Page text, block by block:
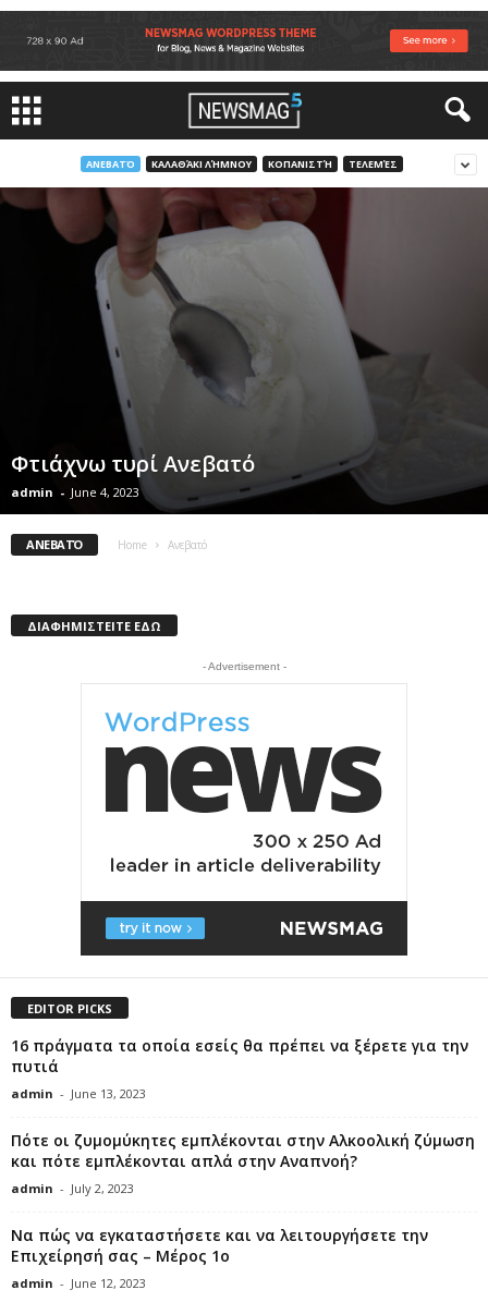
ΑΝΕΒΑΤΌ ΚΑΛΑΘΆΚΙ ΛΉΜΝΟΥ ΚΟΠΑΝΙΣΤΉ ΤΕΛΕΜΈΣ
Φτιάχνω τυρί Ανεβατό
admin - June 4, 2023
ΑΝΕΒΑΤΌ Home Ανεβατό
ΔΙΑΦΗΜΙΣΤΕΙΤΕ ΕΔΩ
- Advertisement -
EDITOR PICKS
16 πράγματα τα οποία εσείς θα πρέπει να ξέρετε για την
πυτιά
admin - June 13, 2023
Πότε οι ζυμομύκητες εμπλέκονται στην Αλκοολική ζύμωση
και πότε εμπλέκονται απλά στην Αναπνοή?
admin - July 2, 2023
Να πώς να εγκαταστήσετε και να λειτουργήσετε την
Επιχείρησή σας – Μέρος 1ο
admin - June 12, 2023